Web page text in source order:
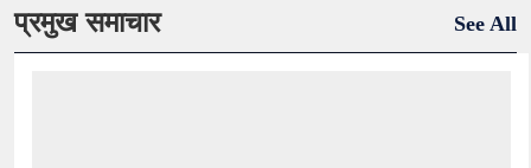
प्रमुख समाचार See All